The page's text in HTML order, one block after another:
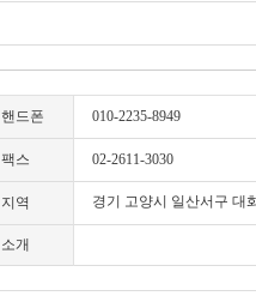
핸드폰 010-2235-8949
팩스 02-2611-3030
지역 경기 고양시 일산서구 대
소개